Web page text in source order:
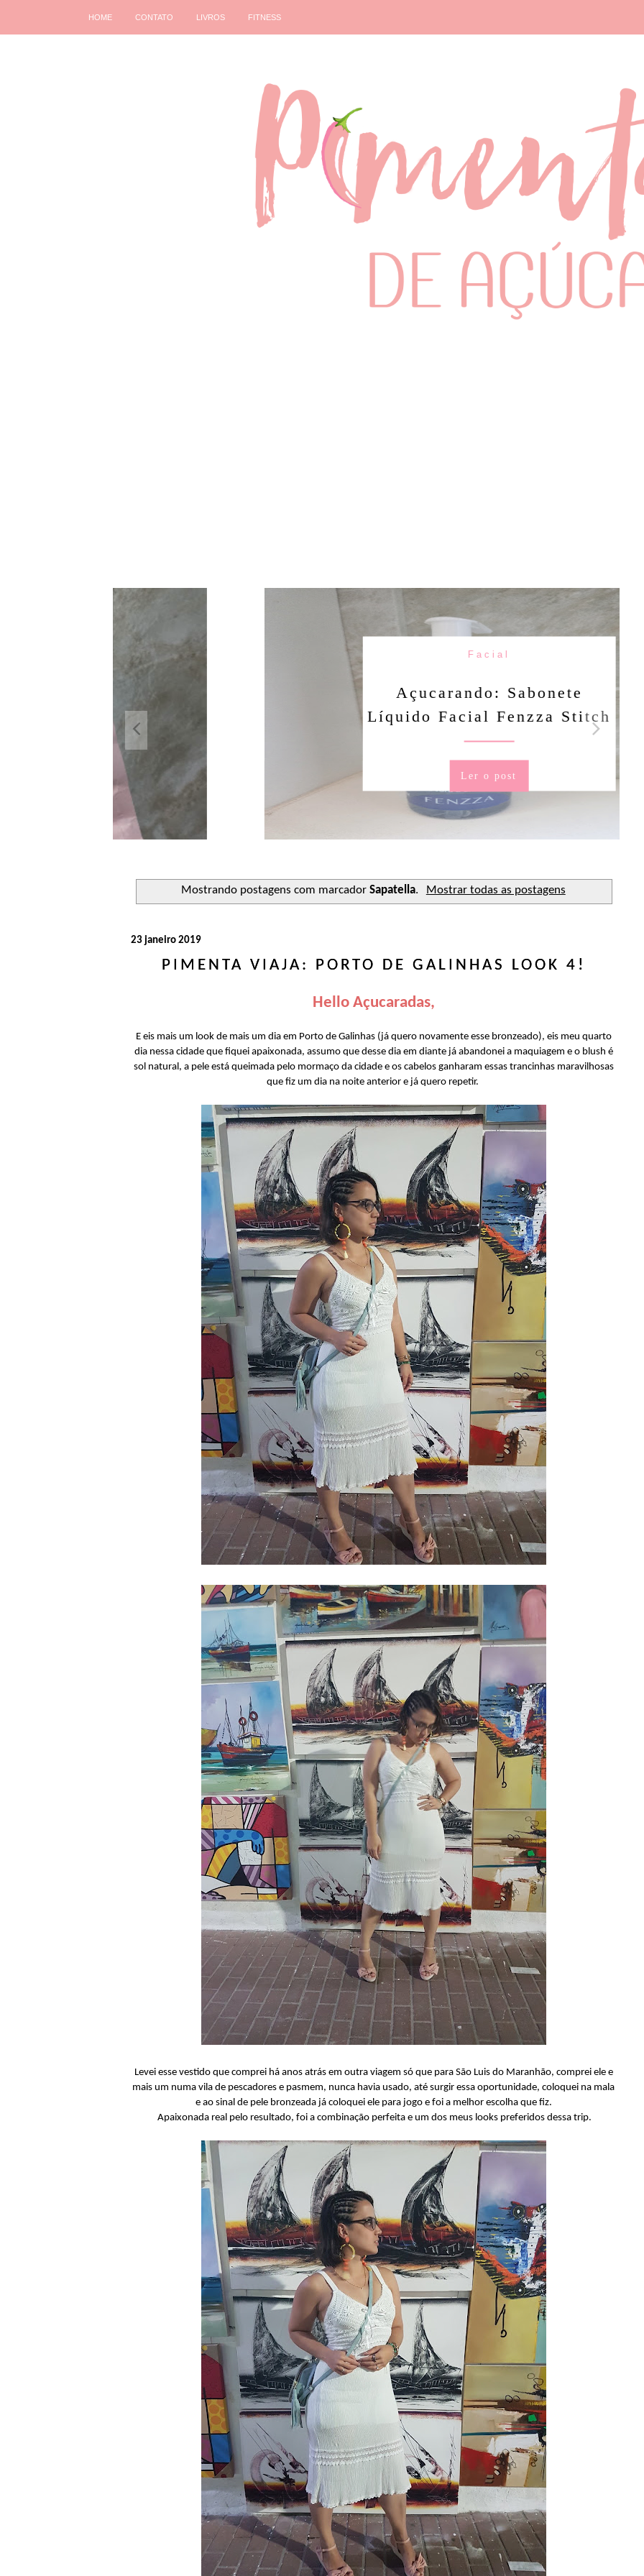
HOME CONTATO LIVROS FITNESS
Facial
Açucarando: Sabonete
Líquido Facial Fenzza Stitch
Mostrando postagens com marcadorSapatella. Mostrar todas as postagens
23 janeiro 2019
PIMENTA VIAJA: PORTO DE GALINHAS LOOK 4!
Hello Açucaradas,
E eis mais um look de mais um dia em Porto de Galinhas (já quero novamente esse bronzeado), eis meu quarto
dia nessa cidade que fiquei apaixonada, assumo que desse dia em diante já abandonei a maquiagem e o blush é
sol natural, a pele está queimada pelo mormaço da cidade e os cabelos ganharam essas trancinhas maravilhosas
que fiz um dia na noite anterior e já quero repetir.
Levei esse vestido que comprei há anos atrás em outra viagem só que para São Luis do Maranhão, comprei ele e
mais um numa vila de pescadores e pasmem, nunca havia usado, até surgir essa oportunidade, coloquei na mala
e ao sinal de pele bronzeada já coloquei ele para jogo e foi a melhor escolha que fiz.
Apaixonada real pelo resultado, foi a combinação perfeita e um dos meus looks preferidos dessa trip.